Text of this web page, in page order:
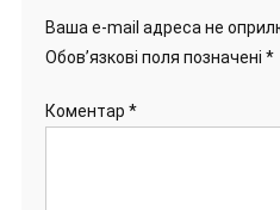
Ваша e-mail адреса не
Обов’язкові поля позначені *
Коментар *